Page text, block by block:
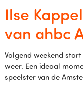
Ilse
van ahbc
Volgend weekend
weer. Een ideaal
speelster van de